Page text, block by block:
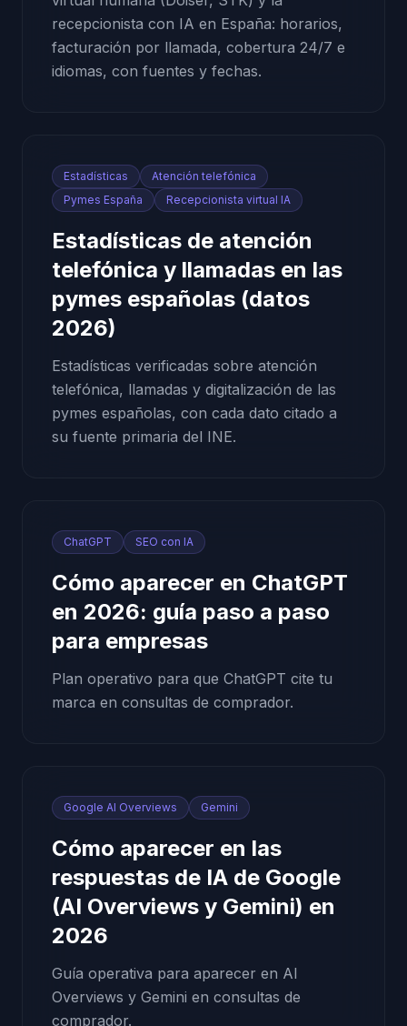
recepcionista con IA en España: horarios,
facturación por llamada, cobertura 24/7 e
idiomas, con fuentes y fechas.
Estadísticas
Atención telefónica
Pymes España
Recepcionista virtual IA
Estadísticas de atención
telefónica y llamadas en las
pymes españolas (datos
2026)
Estadísticas verificadas sobre atención
telefónica, llamadas y digitalización de las
pymes españolas, con cada dato citado a
su fuente primaria del INE.
ChatGPT SEO con IA
Cómo aparecer en ChatGPT
en 2026: guía paso a paso
para empresas
Plan operativo para que ChatGPT cite tu
marca en consultas de comprador.
Google AI Overviews Gemini
Cómo aparecer en las
respuestas de IA de Google
(AI Overviews y Gemini) en
2026
Guía operativa para aparecer en AI
Overviews y Gemini en consultas de
comprador.